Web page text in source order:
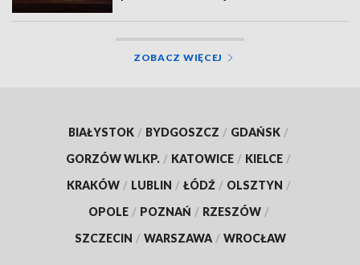
ZOBACZ WIĘCEJ
BIAŁYSTOK / BYDGOSZCZ / GDAŃSK /
GORZÓW WLKP. / KATOWICE / KIELCE /
KRAKÓW / LUBLIN / ŁÓDŹ / OLSZTYN /
OPOLE / POZNAŃ / RZESZÓW /
SZCZECIN / WARSZAWA / WROCŁAW